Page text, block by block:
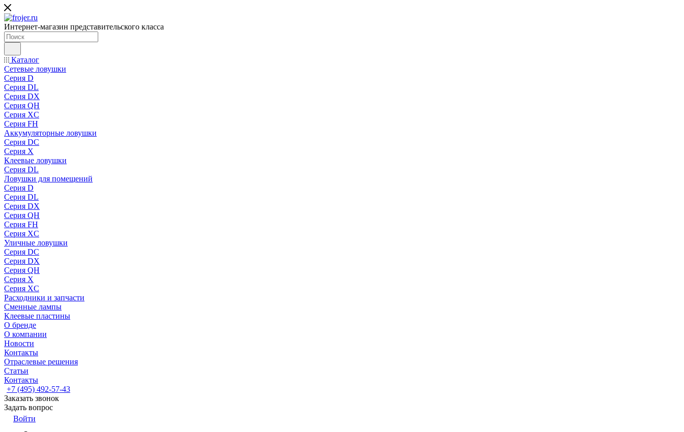
Интернет-магазин представительского класса
Каталог
Сетевые ловушки
Серия D
Серия DL
Серия DX
Серия QH
Серия XC
Серия FH
Аккумуляторные ловушки
Серия DC
Серия X
Клеевые ловушки
Серия DL
Ловушки для помещений
Серия D
Серия DL
Серия DX
Серия QH
Серия FH
Серия XC
Уличные ловушки
Серия DC
Серия DX
Серия QH
Серия X
Серия XC
Расходники и запчасти
Сменные лампы
Клеевые пластины
О бренде
О компании
Новости
Контакты
Отраслевые решения
Статьи
Контакты
+7 (495) 492-57-43
Заказать звонок
Задать вопрос
Войти